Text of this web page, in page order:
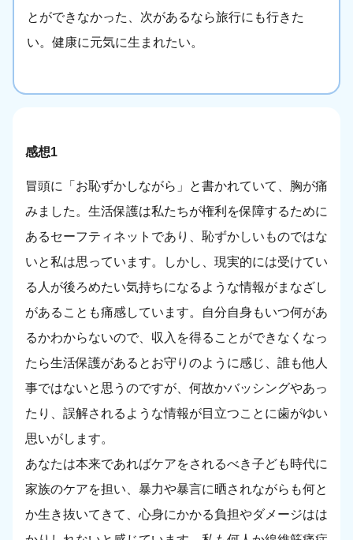
とができなかった、次があるなら旅行にも行きた
い。健康に元気に生まれたい。
感想1
冒頭に「お恥ずかしながら」と書かれていて、胸が痛
みました。生活保護は私たちが権利を保障するために
あるセーフティネットであり、恥ずかしいものではな
いと私は思っています。しかし、現実的には受けてい
る人が後ろめたい気持ちになるような情報がまなざし
があることも痛感しています。自分自身もいつ何があ
るかわからないので、収入を得ることができなくなっ
たら生活保護があるとお守りのように感じ、誰も他人
事ではないと思うのですが、何故かバッシングやあっ
たり、誤解されるような情報が目立つことに歯がゆい
思いがします。
あなたは本来であればケアをされるべき子ども時代に
家族のケアを担い、暴力や暴言に晒されながらも何と
か生き抜いてきて、心身にかかる負担やダメージはは